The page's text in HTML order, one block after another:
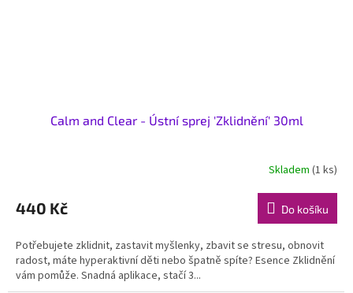
Calm and Clear - Ústní sprej 'Zklidnění' 30ml
Skladem (1 ks)
440 Kč Do košíku
Potřebujete zklidnit, zastavit myšlenky, zbavit se stresu, obnovit
radost, máte hyperaktivní děti nebo špatně spíte? Esence Zklidnění
vám pomůže. Snadná aplikace, stačí 3...